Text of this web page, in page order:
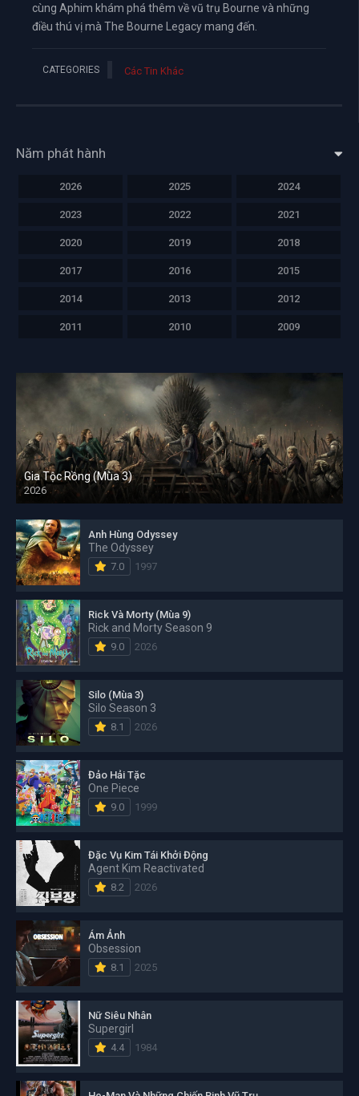
cùng Aphim khám phá thêm về vũ trụ Bourne và những
điều thú vị mà The Bourne Legacy mang đến.
CATEGORIES Các Tin Khác
Năm phát hành
2026 2025 2024
2023 2022 2021
2020 2019 2018
2017 2016 2015
2014 2013 2012
2011 2010 2009
Gia Tộc Rồng (Mùa 3)
2026
Anh Hùng Odyssey
The Odyssey
7.0 1997
Rick Và Morty (Mùa 9)
Rick and Morty Season 9
9.0 2026
Silo (Mùa 3)
Silo Season 3
8.1 2026
Đảo Hải Tặc
One Piece
9.0 1999
Đặc Vụ Kim Tái Khởi Động
Agent Kim Reactivated
8.2 2026
Ám Ảnh
Obsession
8.1 2025
Nữ Siêu Nhân
Supergirl
4.4 1984